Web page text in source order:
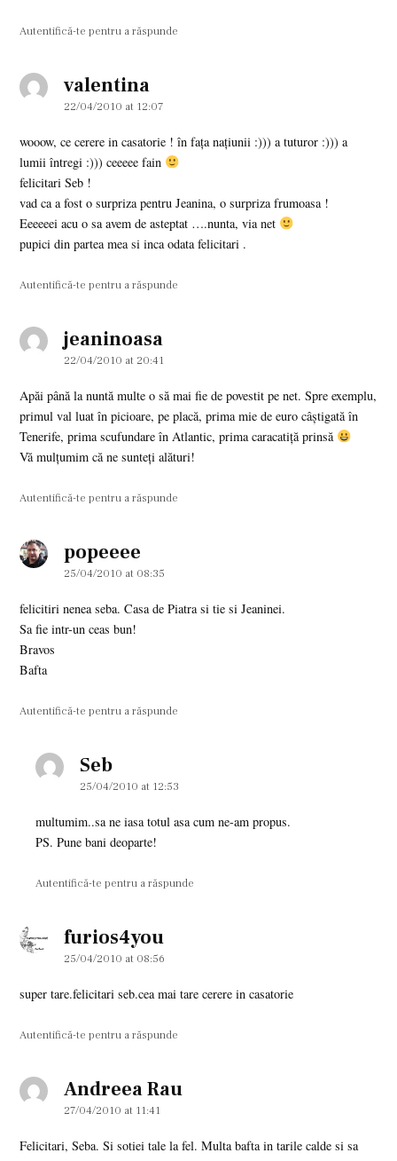
Autentifică-te pentru a răspunde
valentina
22/04/2010 at 12:07
wooow, ce cerere in casatorie ! în fața națiunii :))) a tuturor :))) a
lumii întregi :))) ceeeee fain
felicitari Seb !
vad ca a fost o surpriza pentru Jeanina, o surpriza frumoasa !
Eeeeeei acu o sa avem de asteptat ….nunta, via net
pupici din partea mea si inca odata felicitari .
Autentifică-te pentru a răspunde
jeaninoasa
22/04/2010 at 20:41
Apăi până la nuntă multe o să mai fie de povestit pe net. Spre exemplu,
primul val luat în picioare, pe placă, prima mie de euro câştigată în
Tenerife, prima scufundare în Atlantic, prima caracatiţă prinsă
Vă mulţumim că ne sunteţi alături!
Autentifică-te pentru a răspunde
popeeeesays:
25/04/2010 at 08:35
felicitiri nenea seba. Casa de Piatra si tie si Jeaninei.
Sa fie intr-un ceas bun!
Bravos
Bafta
Autentifică-te pentru a răspunde
Sebsays:
25/04/2010 at 12:53
multumim..sa ne iasa totul asa cum ne-am propus.
PS. Pune bani deoparte!
Autentifică-te pentru a răspunde
furios4you
25/04/2010 at 08:56
super tare.felicitari seb.cea mai tare cerere in casatorie
Autentifică-te pentru a răspunde
Andreea Rau
27/04/2010 at 11:41
Felicitari, Seba. Si sotiei tale la fel. Multa bafta in tarile calde si sa